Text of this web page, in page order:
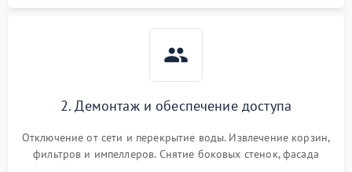
2. Демонтаж и обеспечение доступа
Отключение от сети и перекрытие воды. Извлечение корзин,
фильтров и импеллеров. Снятие боковых стенок, фасада